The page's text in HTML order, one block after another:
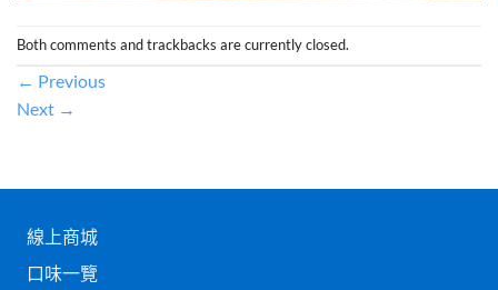
Both comments and trackbacks are currently closed.
← Previous
Next →
線上商城
口味一覽